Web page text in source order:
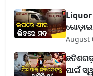
August
ପାଇଁ